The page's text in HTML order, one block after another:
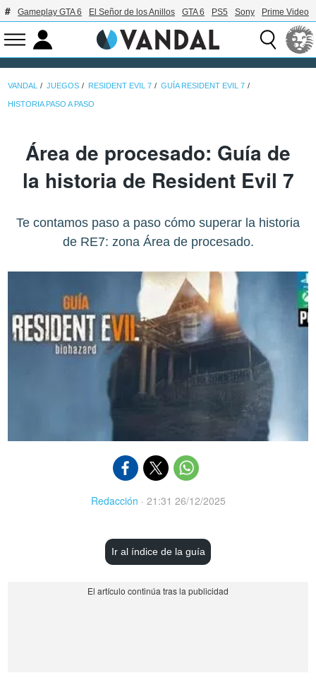
Gameplay GTA 6 El Señor de los Anillos GTA 6 PS5 Sony Prime Video
VANDAL JUEGOS RESIDENT EVIL 7 GUÍA RESIDENT EVIL 7
HISTORIA PASO A PASO
Área de procesado: Guía de
la historia de Resident Evil 7
Te contamos paso a paso cómo superar la historia
de RE7: zona Área de procesado.
Redacción · 21:31 26/12/2025
Ir al índice de la guía